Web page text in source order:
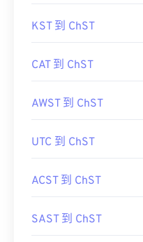
KST 到 ChST
CAT 到 ChST
AWST 到 ChST
UTC 到 ChST
ACST 到 ChST
SAST 到 ChST